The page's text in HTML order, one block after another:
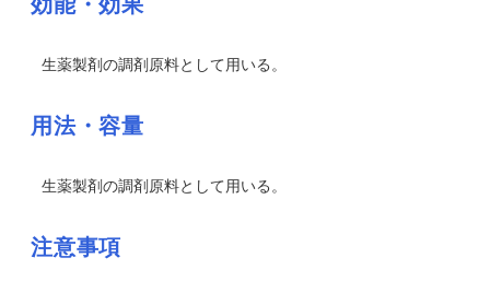
生薬製剤の調剤原料として用いる。
用法・容量
生薬製剤の調剤原料として用いる。
注意事項